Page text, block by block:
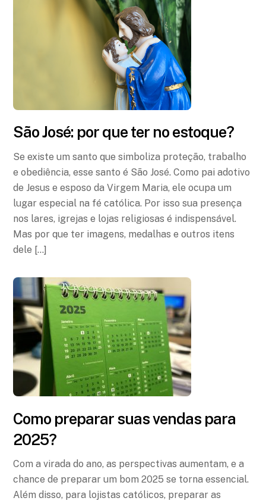
São José: por que ter no estoque?
Se existe um santo que simboliza proteção, trabalho
e obediência, esse santo é São José. Como pai adotivo
de Jesus e esposo da Virgem Maria, ele ocupa um
lugar especial na fé católica. Por isso sua presença
nos lares, igrejas e lojas religiosas é indispensável.
Mas por que ter imagens, medalhas e outros itens
dele […]
Como preparar suas vendas para
2025?
Com a virada do ano, as perspectivas aumentam, e a
chance de preparar um bom 2025 se torna essencial.
Além disso, para lojistas católicos, preparar as